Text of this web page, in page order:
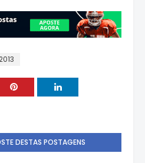
DESTAS POSTAGENS